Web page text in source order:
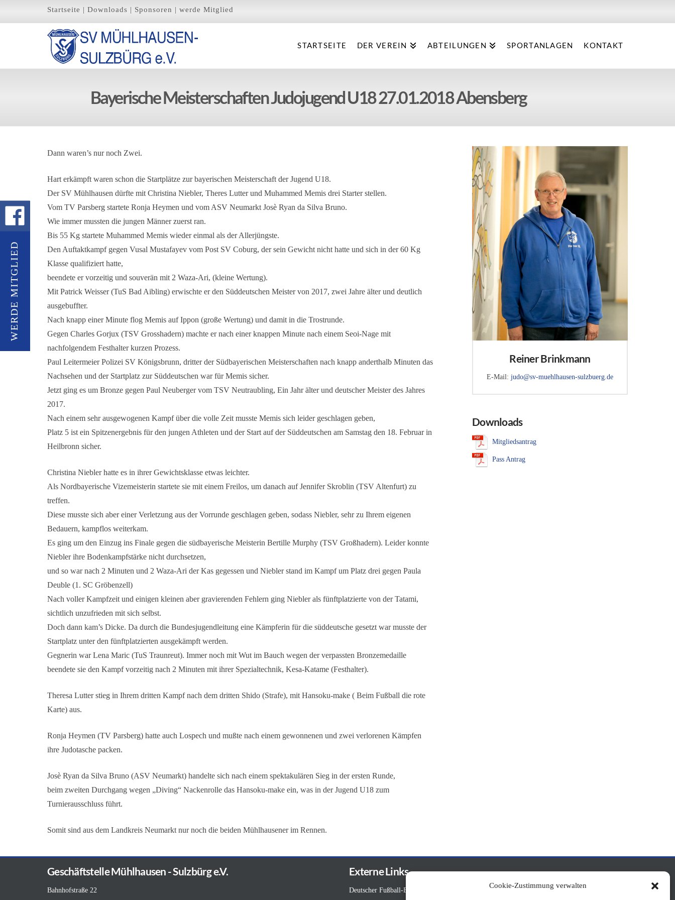
Cookie-Zustimmung verwalten
Startseite |Downloads | Sponsoren |werde Mitglied
STARTSEITE DER VEREIN ABTEILUNGEN SPORTANLAGEN KONTAKT
Bayerische Meisterschaften Judojugend U18 27.01.2018 Abensberg
Dann waren’s nur noch Zwei.
Hart erkämpft waren schon die Startplätze zur bayerischen Meisterschaft der Jugend U18.
Der SV Mühlhausen dürfte mit Christina Niebler, Theres Lutter und Muhammed Memis drei Starter stellen.
Vom TV Parsberg startete Ronja Heymen und vom ASV Neumarkt Josè Ryan da Silva Bruno.
Wie immer mussten die jungen Männer zuerst ran.
Bis 55 Kg startete Muhammed Memis wieder einmal als der Allerjüngste.
Den Auftaktkampf gegen Vusal Mustafayev vom Post SV Coburg, der sein Gewicht nicht hatte und sich in der 60 Kg
Klasse qualifiziert hatte,
beendete er vorzeitig und souverän mit 2 Waza-Ari, (kleine Wertung).
Mit Patrick Weisser (TuS Bad Aibling) erwischte er den Süddeutschen Meister von 2017, zwei Jahre älter und deutlich
ausgebuffter.
Nach knapp einer Minute flog Memis auf Ippon (große Wertung) und damit in die Trostrunde.
Gegen Charles Gorjux (TSV Grosshadern) machte er nach einer knappen Minute nach einem Seoi-Nage mit
nachfolgendem Festhalter kurzen Prozess.
Paul Leitermeier Polizei SV Königsbrunn, dritter der Südbayerischen Meisterschaften nach knapp anderthalb Minuten das
Nachsehen und der Startplatz zur Süddeutschen war für Memis sicher.
Jetzt ging es um Bronze gegen Paul Neuberger vom TSV Neutraubling, Ein Jahr älter und deutscher Meister des Jahres
2017.
Nach einem sehr ausgewogenen Kampf über die volle Zeit musste Memis sich leider geschlagen geben,
Platz 5 ist ein Spitzenergebnis für den jungen Athleten und der Start auf der Süddeutschen am Samstag den 18. Februar in
Heilbronn sicher.
Christina Niebler hatte es in ihrer Gewichtsklasse etwas leichter.
Als Nordbayerische Vizemeisterin startete sie mit einem Freilos, um danach auf Jennifer Skroblin (TSV Altenfurt) zu
treffen.
Diese musste sich aber einer Verletzung aus der Vorrunde geschlagen geben, sodass Niebler, sehr zu Ihrem eigenen
Bedauern, kampflos weiterkam.
Es ging um den Einzug ins Finale gegen die südbayerische Meisterin Bertille Murphy (TSV Großhadern). Leider konnte
Niebler ihre Bodenkampfstärke nicht durchsetzen,
und so war nach 2 Minuten und 2 Waza-Ari der Kas gegessen und Niebler stand im Kampf um Platz drei gegen Paula
Deuble (1. SC Gröbenzell)
Nach voller Kampfzeit und einigen kleinen aber gravierenden Fehlern ging Niebler als fünftplatzierte von der Tatami,
sichtlich unzufrieden mit sich selbst.
Doch dann kam’s Dicke. Da durch die Bundesjugendleitung eine Kämpferin für die süddeutsche gesetzt war musste der
Startplatz unter den fünftplatzierten ausgekämpft werden.
Gegnerin war Lena Maric (TuS Traunreut). Immer noch mit Wut im Bauch wegen der verpassten Bronzemedaille
beendete sie den Kampf vorzeitig nach 2 Minuten mit ihrer Spezialtechnik, Kesa-Katame (Festhalter).
Theresa Lutter stieg in Ihrem dritten Kampf nach dem dritten Shido (Strafe), mit Hansoku-make ( Beim Fußball die rote
Karte) aus.
Ronja Heymen (TV Parsberg) hatte auch Lospech und mußte nach einem gewonnenen und zwei verlorenen Kämpfen
ihre Judotasche packen.
Josè Ryan da Silva Bruno (ASV Neumarkt) handelte sich nach einem spektakulären Sieg in der ersten Runde,
beim zweiten Durchgang wegen „Diving“ Nackenrolle das Hansoku-make ein, was in der Jugend U18 zum
Turnierausschluss führt.
Somit sind aus dem Landkreis Neumarkt nur noch die beiden Mühlhausener im Rennen.
Reiner Brinkmann
E-Mail:judo@sv-muehlhausen-sulzbuerg.de
Downloads
Mitgliedsantrag
Pass Antrag
Geschäftstelle Mühlhausen - Sulzbürg e.V.
Bahnhofstraße 22
Externe Links
Deutscher Fußball-Bund
Bayerischer Turnverband
WERDE MITGLIED